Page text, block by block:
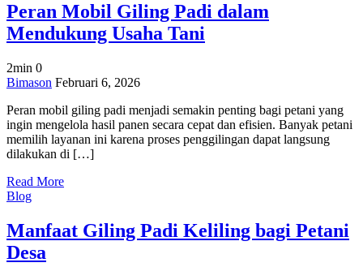
Peran Mobil Giling Padi dalam
Mendukung Usaha Tani
2min 0
on
Mobil
Giling
Padi
dalam
Usaha
Tani
Bimason Februari 6, 2026
Peran mobil giling padi menjadi semakin penting bagi petani yang
ingin mengelola hasil panen secara cepat dan efisien. Banyak petani
memilih layanan ini karena proses penggilingan dapat langsung
dilakukan di […]
Read More
Blog
Manfaat Giling Padi Keliling bagi Petani
Desa